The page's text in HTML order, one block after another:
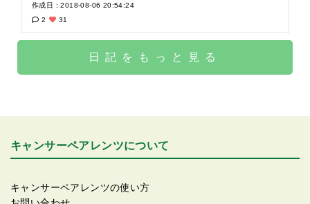
しまいます。 私達がやったのは、親子バージョン。 な
ので、最後に親のコメント欄があります。 更に最後
に、内緒で子供から親への感謝のお手紙があります。
これは直接読んでくれるので100%泣けます? 小学生の
ないかと⋯。 これを、少年刑務所や老人ホーム(シニア
才で嫁さん貰った｣とかあるみたいです(笑) こんな事考
える人って、どんな人なんだろう⋯って思ってたら実
した(笑) 全国へ出掛けては、この取り組みをもう何年
り、吐き気、頚部の腫れ、味覚障害、肺の炎症など。
そして、放射線を体から出すため、30&mu;Svになら
ないと退院できない。 退院しても、しばらくは子供と
接触出来ない。 トイレも2度流す。 お風呂も最後。 洗
と。 治る治療ならともかく、防ぐーー？ モチベーショ
薬を止め、下旬からヨード制限食を始めました。 出汁
の使ったものはダメ。 卵も1日1個。 乳製品も制限。
い⋯。 基本、和食は全滅！ 洋食のみ！ 地獄でしたね
チラシを入れ込み、配達順に組み早々に配達へ。 なの
で、あまり他の配達員さんとは挨拶程度。 声があまり
出せなくても大丈夫。 でも、皆さん心配してくれてか
｢あまり無理しないようにね｣と気遣ってくれました。
る喜び。 楽しかった～(*^&omega;^*) で、その一週間
ずつ。 でも、接客業はキツかった。 体も疲れるし、喉
もキツいし⋯o(-_-;*) と、そんな時に地元の新聞で気に
8%｢制度なし｣ 企業に努力義務を課した改正がん対策
作成日 : 2018-08-06 20:54:24
2
31
日記をもっと見る
キャンサーペアレンツについて
キャンサーペアレンツの使い方